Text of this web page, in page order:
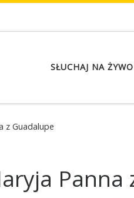
SŁUCHAJ NA ŻYWO
z Guadalupe
Panna